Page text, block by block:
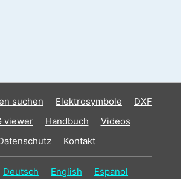
suchen Elektrosymbole
DXF
viewer
Handbuch
Videos
Kontakt
Deutsch English Espanol